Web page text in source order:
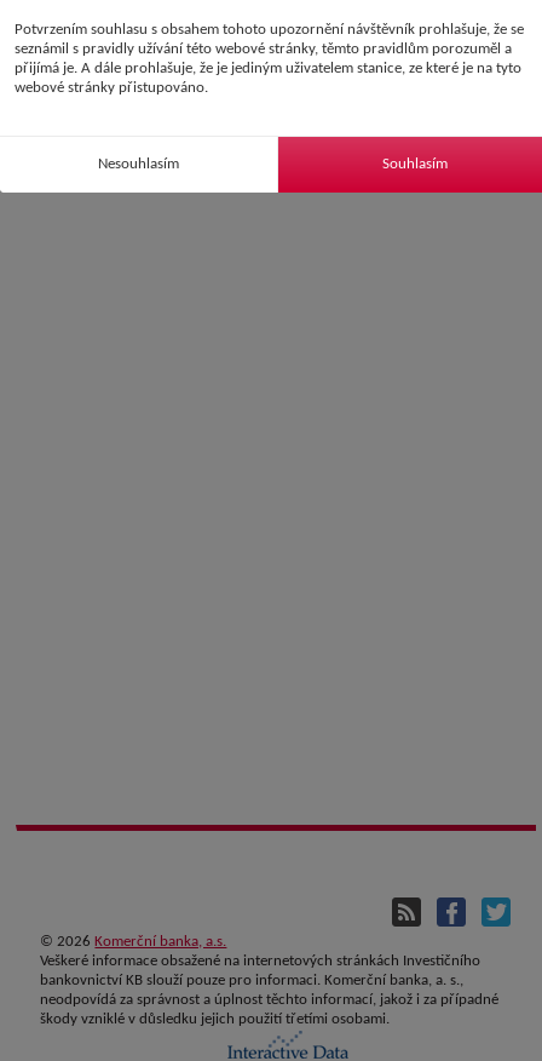
© 2026 Komerční banka, a.s.
Veškeré informace obsažené na internetových stránkách Investičního
bankovnictví KB slouží pouze pro informaci. Komerční banka, a. s.,
neodpovídá za správnost a úplnost těchto informací, jakož i za případné
škody vzniklé v důsledku jejich použití třetími osobami.
Potvrzením souhlasu s obsahem tohoto upozornění návštěvník prohlašuje, že se
seznámil s pravidly užívání této webové stránky, těmto pravidlům porozuměl a
přijímá je. A dále prohlašuje, že je jediným uživatelem stanice, ze které je na tyto
webové stránky přistupováno.
Nesouhlasím Souhlasím